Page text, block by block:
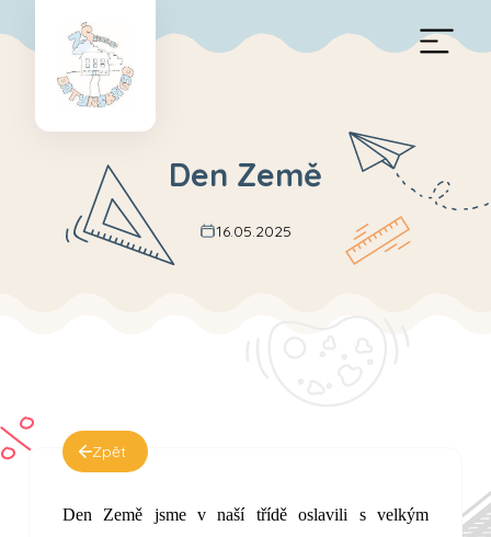
Den Země
16.05.2025
Zpět
Den Země jsme v naší třídě oslavili s velkým